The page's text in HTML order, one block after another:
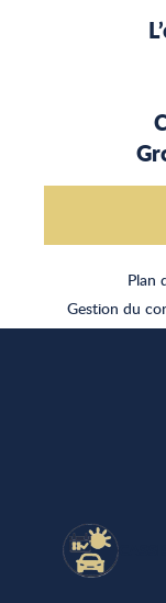
Plan
Gestion du